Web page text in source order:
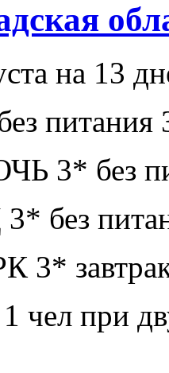
на 13
питания
3* без
без
чел при